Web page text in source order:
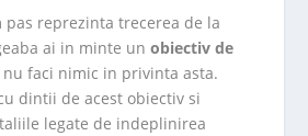
pas reprezinta trecerea de la
ai in minte unobiectiv de
nu faci nimic in privinta asta.
dintii de acest obiectiv si
legate de indeplinirea